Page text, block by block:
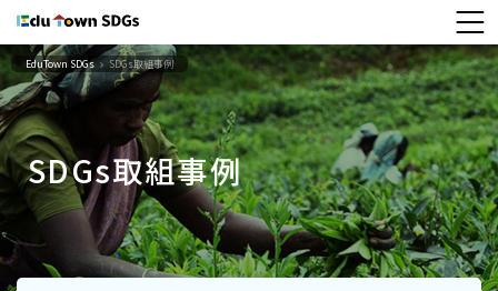
EduTown SDGs SDGs取組事例
SDGs取組事例